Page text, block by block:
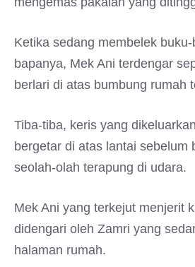
Ketika sedang membelek
bapanya, Mek Ani terdengar
berlari di atas bumbung rumah
Tiba-tiba, keris yang
bergetar di atas lantai sebelum
seolah-olah terapung di udara.
Mek Ani yang terkejut menjerit
didengari oleh Zamri yang
halaman rumah.